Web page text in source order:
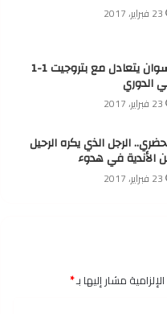
23 فبراير، 2017
أسوان يتعادل مع بتروجيت 1-1
الدوري
23 فبراير، 2017
الرجل الذي يكره الرحيل
الأندية في هدوء
23 فبراير، 2017
مشار إليها بـ*